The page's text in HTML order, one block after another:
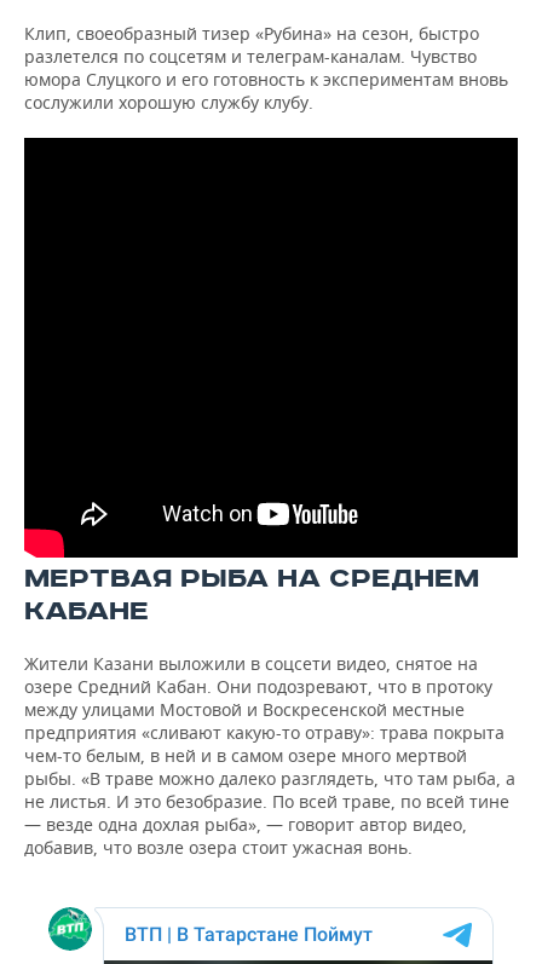
Клип, своеобразный тизер «Рубина» на сезон, быстро
разлетелся по соцсетям и телеграм-каналам. Чувство
юмора Слуцкого и его готовность к экспериментам вновь
сослужили хорошую службу клубу.
МЕРТВАЯ РЫБА НА СРЕДНЕМ
КАБАНЕ
Жители Казани выложили в соцсети видео, снятое на
озере Средний Кабан. Они подозревают, что в протоку
между улицами Мостовой и Воскресенской местные
предприятия «сливают какую-то отраву»: трава покрыта
чем-то белым, в ней и в самом озере много мертвой
рыбы. «В траве можно далеко разглядеть, что там рыба, а
не листья. И это безобразие. По всей траве, по всей тине
— везде одна дохлая рыба», — говорит автор видео,
добавив, что возле озера стоит ужасная вонь.